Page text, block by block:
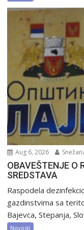
Aug 6, 2026
OBAVEŠTENJE O
SREDSTAVA
Raspodela
gazdinstvima sa
Bajevca, Stepanja,
Novosti